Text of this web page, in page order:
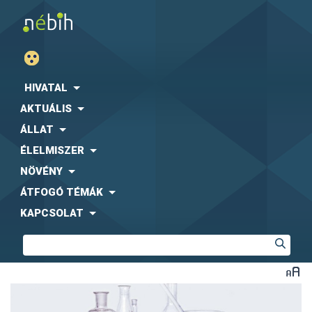
HIVATAL
AKTUÁLIS
ÁLLAT
ÉLELMISZER
NÖVÉNY
ÁTFOGÓ TÉMÁK
KAPCSOLAT